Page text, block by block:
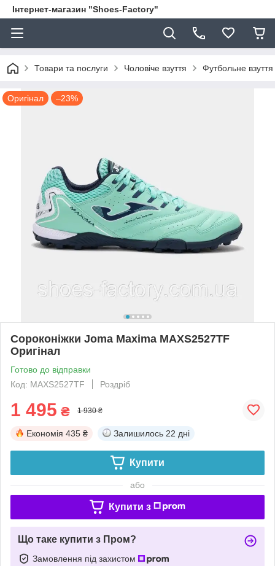
Інтернет-магазин "Shoes-Factory"
Товари та послуги Чоловіче взуття Футбольне взуття
Оригінал –23%
Сороконіжки Joma Maxima MAXS2527TF
Оригінал
Готово до відправки
Код: MAXS2527TF
Роздріб
1 495 ₴ 1 930 ₴
Економія 435 ₴ Залишилось 22 дні
Купити
або
Купити з
Що таке купити з Пром?
Замовлення під захистом